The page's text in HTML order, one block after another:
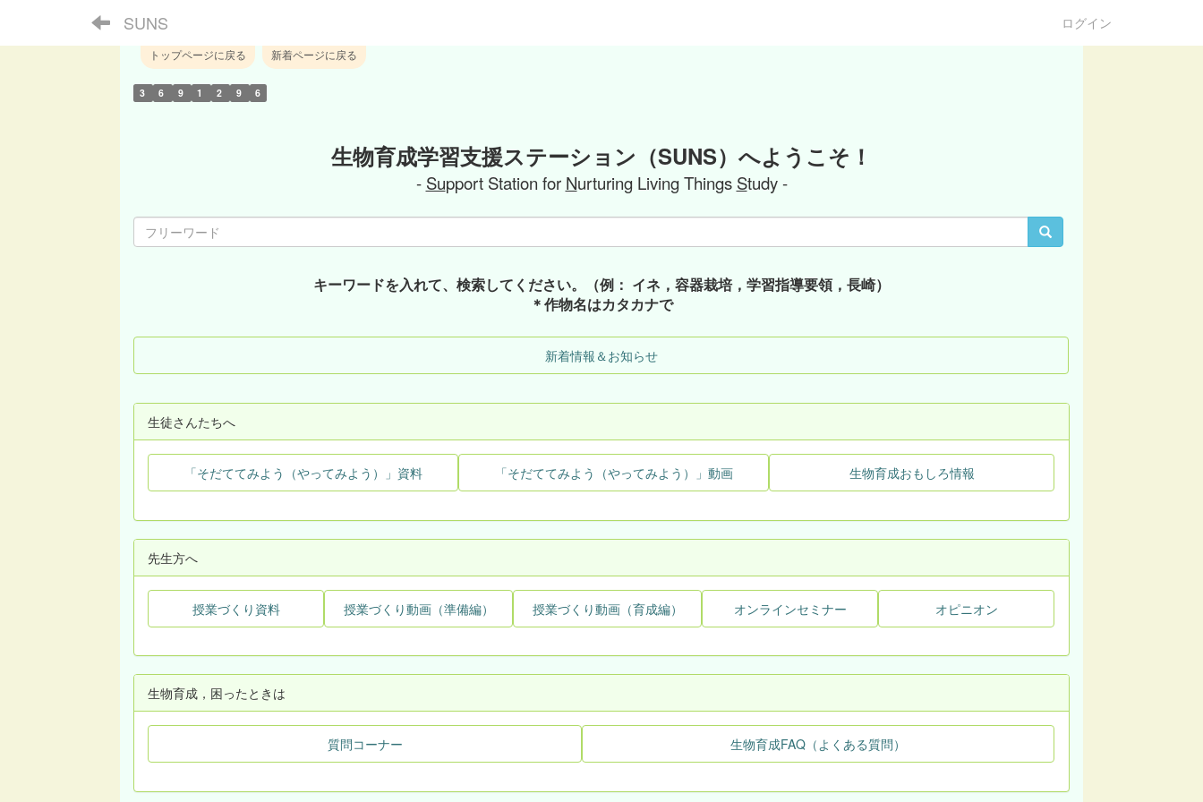
SUNS ログイン
トップページに戻る 新着ページに戻る
3 6 9 1 2 9 6
生物育成学習支援ステーション（SUNS）へようこそ！
- Support Station for Nurturing Living Things Study -
キーワードを入れて、検索してください。（例： イネ，容器栽培，学習指導要領，長崎）
＊作物名はカタカナで
新着情報＆お知らせ
生徒さんたちへ
「そだててみよう（やってみよう）」資料 「そだててみよう（やってみよう）」動画 生物育成おもしろ情報
先生方へ
授業づくり資料 授業づくり動画（準備編） 授業づくり動画（育成編） オンラインセミナー オピニオン
生物育成，困ったときは
質問コーナー 生物育成FAQ（よくある質問）